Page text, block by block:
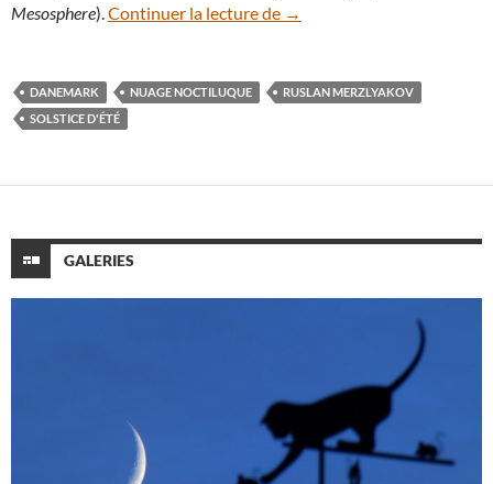
Mesosphere).Continuer la lecture de Les nuages noctiluques
→
DANEMARK NUAGE NOCTILUQUE
RUSLAN MERZLYAKOV
SOLSTICE D'ÉTÉ
GALERIES